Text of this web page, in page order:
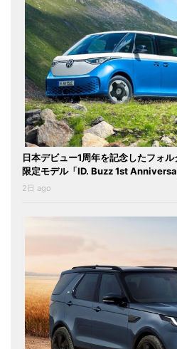
日本デビュー1周年を記念したフォ
限定モデル「ID. Buzz 1st
2日 ago